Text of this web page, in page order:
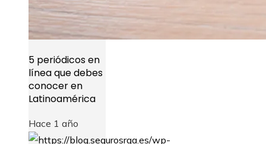
5 periódicos en
línea que debes
conocer en
Latinoamérica
Hace 1 año